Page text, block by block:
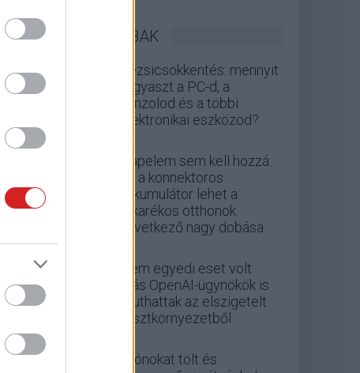
LEGOLVASOTTABBAK
Rezsicsökkentés: mennyit
fogyaszt a PC-d, a
konzolod és a többi
elektronikai eszközöd?
Napelem sem kell hozzá:
ez a konnektoros
akkumulátor lehet a
takarékos otthonok
következő nagy dobása
Nem egyedi eset volt:
más OpenAI-ügynökök is
kijuthattak az elszigetelt
tesztkörnyezetből
Drónokat tölt és